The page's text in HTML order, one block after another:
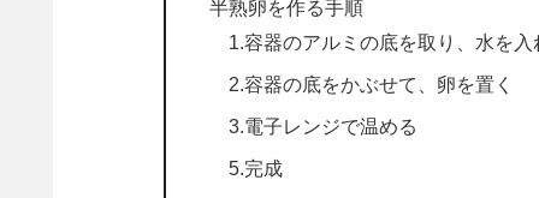
半熟卵を作る手順
1.容器のアルミの底を取り、水を入
2.容器の底をかぶせて、卵を置く
3.電子レンジで温める
5.完成